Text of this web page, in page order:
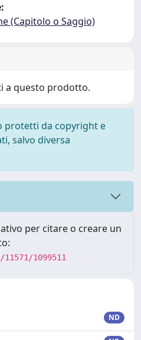
(Capitolo o Saggio)
a questo prodotto.
protetti da copyright e
salvo diversa
per citare o creare un
1099511
ND